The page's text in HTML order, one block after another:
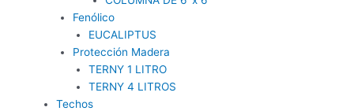
Fenólico
EUCALIPTUS
Protección Madera
TERNY 1 LITRO
TERNY 4 LITROS
Techos